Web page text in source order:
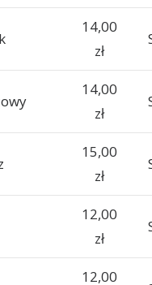
14,00
zł
14,00
zł
15,00
zł
12,00
zł
12,00